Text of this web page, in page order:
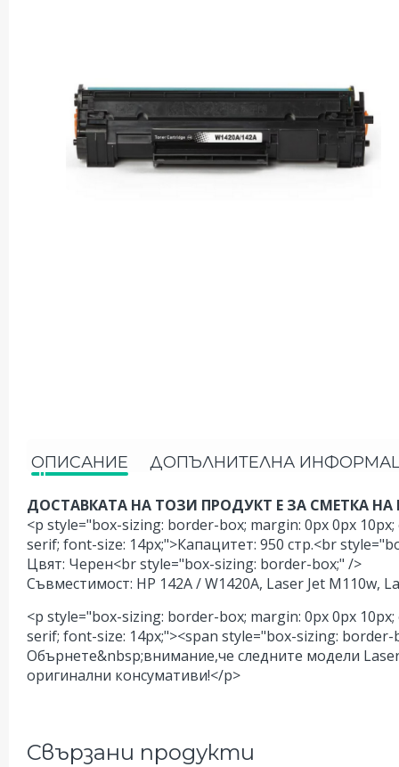
ОПИСАНИЕ ДОПЪЛНИТЕЛНА
ДОСТАВКАТА НА ТОЗИ ПРОДУКТ Е ЗА СМЕТКА НА
<p style="box-sizing: border-box; margin: 0px 0px
serif; font-size: 14px;">Капацитет: 950 стр.<br
Цвят: Черен<br style="box-sizing: border-box;" />
Съвместимост: HP 142A / W1420A, Laser Jet M110w,
<p style="box-sizing: border-box; margin: 0px 0px
serif; font-size: 14px;"><span style="box-sizing:
Обърнете&nbsp;внимание,че следните модели
оригинални консумативи!</p>
Свързани продукти